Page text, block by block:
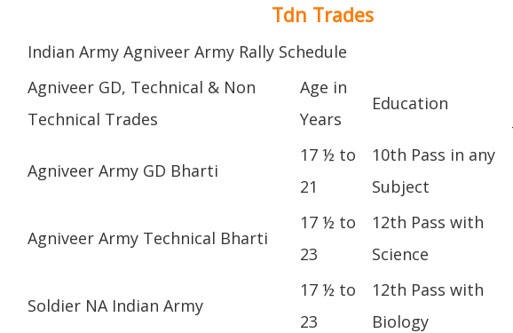
Tdn Trades
Indian Army Agniveer Army Rally Schedule
Agniveer GD, Technical & Non
Technical Trades
Age in
Years
Education
Agniveer Army GD Bharti
17 ½ to
21
10th Pass in any
Subject
Agniveer Army Technical Bharti
17 ½ to
23
12th Pass with
Science
Soldier NA Indian Army
17 ½ to
23
12th Pass with
Biology